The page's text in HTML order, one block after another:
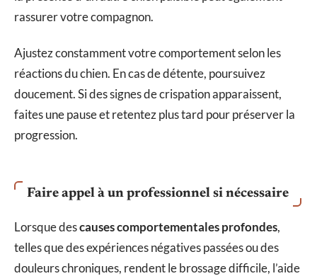
rassurer votre compagnon.
Ajustez constamment votre comportement selon les
réactions du chien. En cas de détente, poursuivez
doucement. Si des signes de crispation apparaissent,
faites une pause et retentez plus tard pour préserver la
progression.
Faire appel à un professionnel si nécessaire
Lorsque descauses comportementales profondes,
telles que des expériences négatives passées ou des
douleurs chroniques, rendent le brossage difficile, l’aide